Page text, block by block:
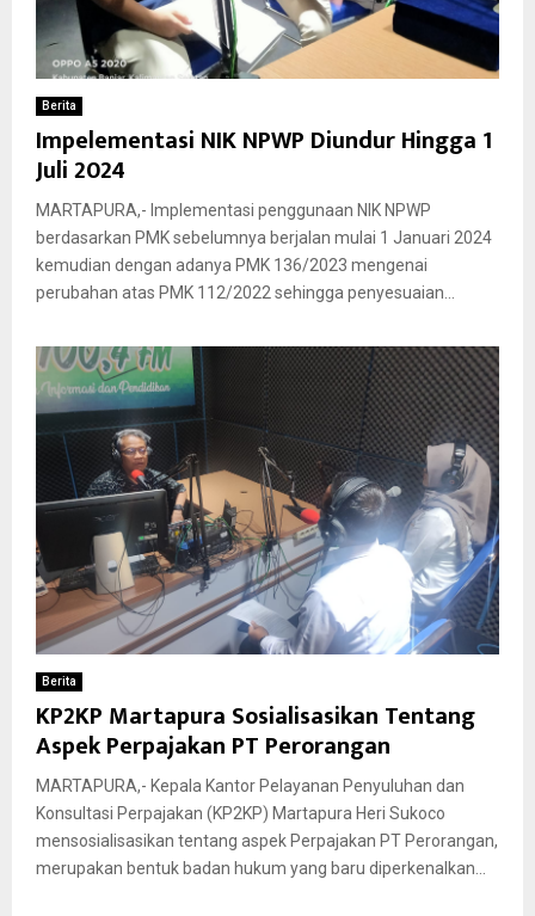
Berita
Impelementasi NIK NPWP Diundur Hingga 1
Juli 2024
MARTAPURA,- Implementasi penggunaan NIK NPWP
berdasarkan PMK sebelumnya berjalan mulai 1 Januari 2024
kemudian dengan adanya PMK 136/2023 mengenai
perubahan atas PMK 112/2022 sehingga penyesuaian...
Berita
KP2KP Martapura Sosialisasikan Tentang
Aspek Perpajakan PT Perorangan
MARTAPURA,- Kepala Kantor Pelayanan Penyuluhan dan
Konsultasi Perpajakan (KP2KP) Martapura Heri Sukoco
mensosialisasikan tentang aspek Perpajakan PT Perorangan,
merupakan bentuk badan hukum yang baru diperkenalkan...